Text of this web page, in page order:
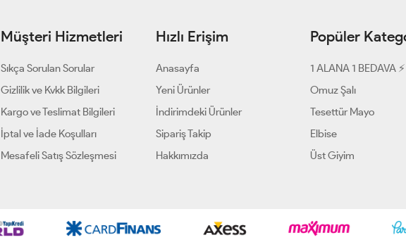
Müşteri Hizmetleri
Sıkça Sorulan Sorular
Gizlilik ve Kvkk Bilgileri
Kargo ve Teslimat Bilgileri
İptal ve İade Koşulları
Mesafeli Satış Sözleşmesi
Hızlı Erişim
Anasayfa
Yeni Ürünler
İndirimdeki Ürünler
Sipariş Takip
Hakkımızda
Popüler
1 ALANA 1 BEDAVA ⚡
Omuz Şalı
Tesettür Mayo
Elbise
Üst Giyim